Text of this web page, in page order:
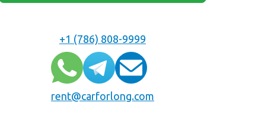
+1 (786) 808-9999
rent@carforlong.com